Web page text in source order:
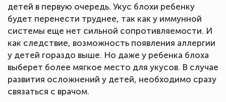
детей в первую очередь. Укус блохи ребенку
будет перенести труднее, так как у иммунной
системы еще нет сильной сопротивляемости. И
как следствие, возможность появления аллергии
у детей гораздо выше. Но даже у ребенка блоха
выберет более мягкое место для укусов. В случае
развития осложнений у детей, необходимо сразу
связаться с врачом.